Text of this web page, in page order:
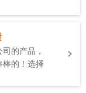
的产品，
棒的！选择